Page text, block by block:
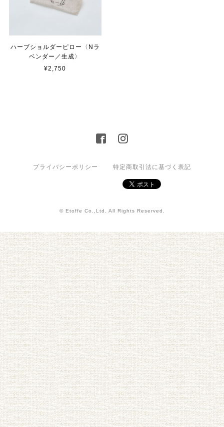
ハーブショルダーピロー〈Nラ
ベンダー／生成〉
¥2,750
プライバシーポリシー 特定商取引法に基づく表記
© Etoffe Co.,Ltd. All Rights Reserved.